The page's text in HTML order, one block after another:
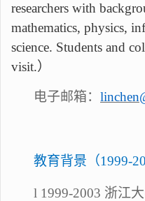
researchers with
mathematics, physics,
science. Students and c
visit.）
电子邮箱：
教育背景（1999-
l 1999-2003 浙江